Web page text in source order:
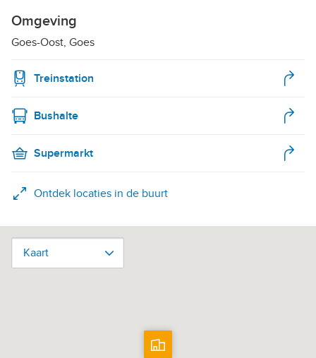
Omgeving
Goes-Oost, Goes
Treinstation
Bushalte
Supermarkt
Ontdek locaties in de buurt
Kaart
Kaart